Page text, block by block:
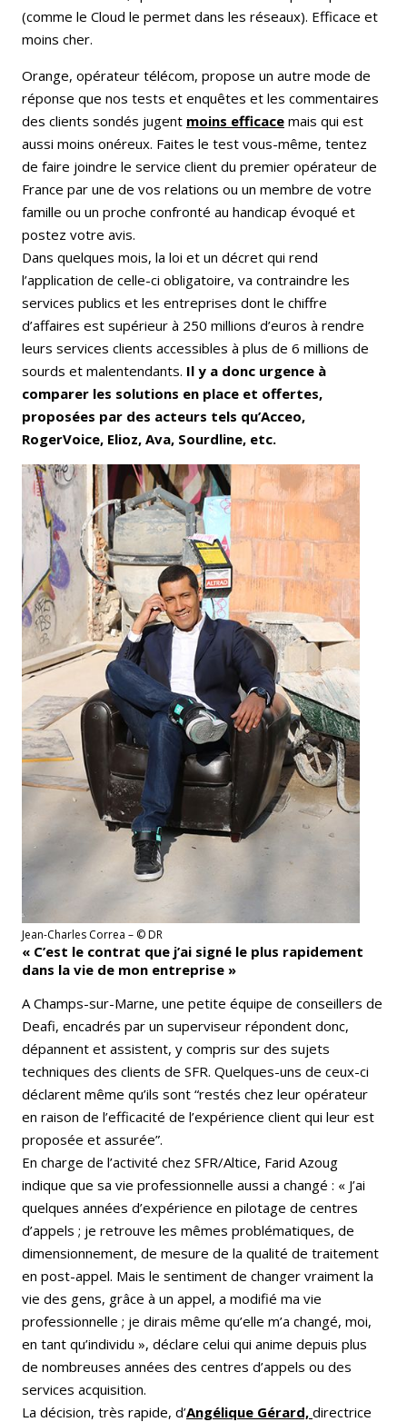
(comme le Cloud le permet dans les réseaux). Efficace et
moins cher.
Orange, opérateur télécom, propose un autre mode de
réponse que nos tests et enquêtes et les commentaires
des clients sondés jugent moins efficace mais qui est
aussi moins onéreux. Faites le test vous-même, tentez
de faire joindre le service client du premier opérateur de
France par une de vos relations ou un membre de votre
famille ou un proche confronté au handicap évoqué et
postez votre avis.
Dans quelques mois, la loi et un décret qui rend
l’application de celle-ci obligatoire, va contraindre les
services publics et les entreprises dont le chiffre
d’affaires est supérieur à 250 millions d’euros à rendre
leurs services clients accessibles à plus de 6 millions de
sourds et malentendants. Il y a donc urgence à
comparer les solutions en place et offertes,
proposées par des acteurs tels qu’Acceo,
RogerVoice, Elioz, Ava, Sourdline, etc.
Jean-Charles Correa – © DR
« C’est le contrat que j’ai signé le plus rapidement
dans la vie de mon entreprise »
A Champs-sur-Marne, une petite équipe de conseillers de
Deafi, encadrés par un superviseur répondent donc,
dépannent et assistent, y compris sur des sujets
techniques des clients de SFR. Quelques-uns de ceux-ci
déclarent même qu’ils sont “restés chez leur opérateur
en raison de l’efficacité de l’expérience client qui leur est
proposée et assurée”.
En charge de l’activité chez SFR/Altice, Farid Azoug
indique que sa vie professionnelle aussi a changé : « J’ai
quelques années d’expérience en pilotage de centres
d’appels ; je retrouve les mêmes problématiques, de
dimensionnement, de mesure de la qualité de traitement
en post-appel. Mais le sentiment de changer vraiment la
vie des gens, grâce à un appel, a modifié ma vie
professionnelle ; je dirais même qu’elle m’a changé, moi,
en tant qu’individu », déclare celui qui anime depuis plus
de nombreuses années des centres d’appels ou des
services acquisition.
La décision, très rapide, d’Angélique Gérard, directrice